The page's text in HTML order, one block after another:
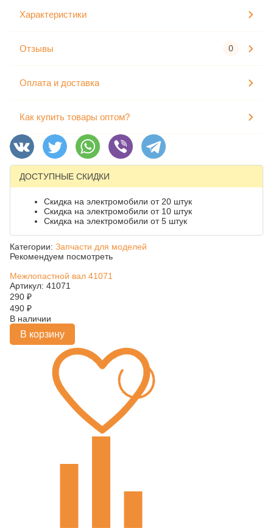
Характеристики
Отзывы 0
Оплата и доставка
Как купить товары оптом?
ДОСТУПНЫЕ СКИДКИ
Скидка на электромобили от 20 штук
Скидка на электромобили от 10 штук
Скидка на электромобили от 5 штук
Категории: Запчасти для моделей
Рекомендуем посмотреть
Межлопастной вал 41071
Артикул: 41071
290 ₽
490 ₽
В наличии
В корзину